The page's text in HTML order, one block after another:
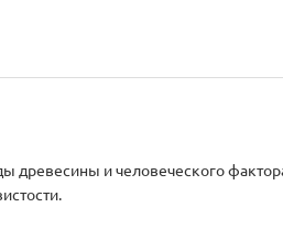
древесины и человеческого